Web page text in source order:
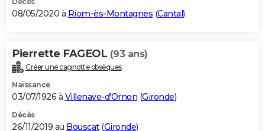
08/05/2020 à Riom-ès-Montagnes (Cantal)
Pierrette FAGEOL (93 ans)
Créer une cagnotte obsèques
Naissance
03/07/1926 à Villenave-d'Ornon (Gironde)
Décès
26/11/2019 au Bouscat(Gironde)